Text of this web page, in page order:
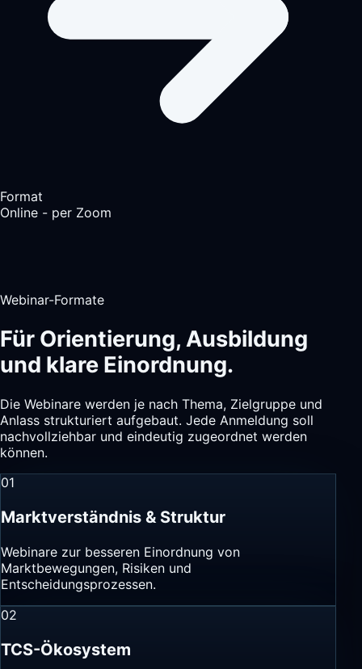
Format
Online - per Zoom
Webinar-Formate
Für Orientierung, Ausbildung
und klare Einordnung.
Die Webinare werden je nach Thema, Zielgruppe und
Anlass strukturiert aufgebaut. Jede Anmeldung soll
nachvollziehbar und eindeutig zugeordnet werden
können.
01
Marktverständnis & Struktur
Webinare zur besseren Einordnung von
Marktbewegungen, Risiken und
Entscheidungsprozessen.
02
TCS-Ökosystem